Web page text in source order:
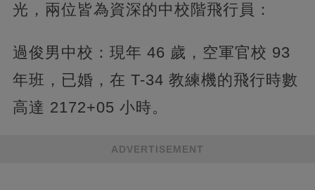
光，兩位皆為資深的中校階飛行員：
過俊男中校：現年 46 歲，空軍官校 93
年班，已婚，在 T-34 教練機的飛行時數
高達 2172+05 小時。
ADVERTISEMENT